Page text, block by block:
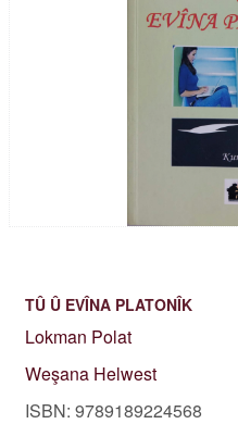
TÛ Û EVÎNA PLATONÎK
Lokman Polat
Weşana Helwest
ISBN: 9789189224568